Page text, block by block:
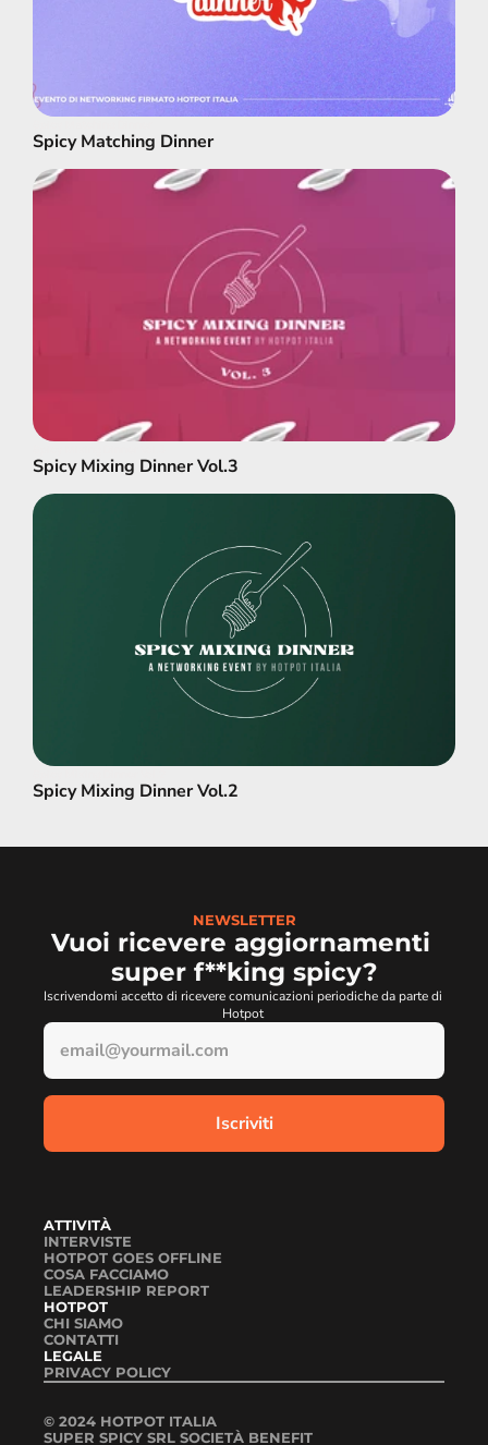
Spicy Matching Dinner
Spicy Mixing Dinner Vol.3
Spicy Mixing Dinner Vol.2
NEWSLETTER
Vuoi ricevere aggiornamenti
super f**king spicy?
Iscrivendomi accetto di ricevere comunicazioni periodiche da parte di
Hotpot
ATTIVITÀ
INTERVISTE
HOTPOT GOES OFFLINE
COSA FACCIAMO
LEADERSHIP REPORT
HOTPOT
CHI SIAMO
CONTATTI
LEGALE
PRIVACY POLICY
© 2024 HOTPOT ITALIA
SUPER SPICY SRL SOCIETÀ BENEFIT